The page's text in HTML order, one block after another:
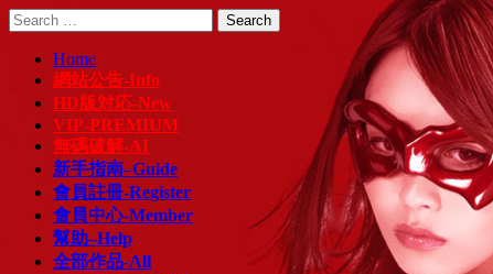
Skip
to
content
Search
for:
Home
網站公告-Info
HD版対応-New
VIP-PREMIUM
無碼破解-AI
新手指南–Guide
會員註冊-Register
會員中心-Member
幫助–Help
全部作品-All